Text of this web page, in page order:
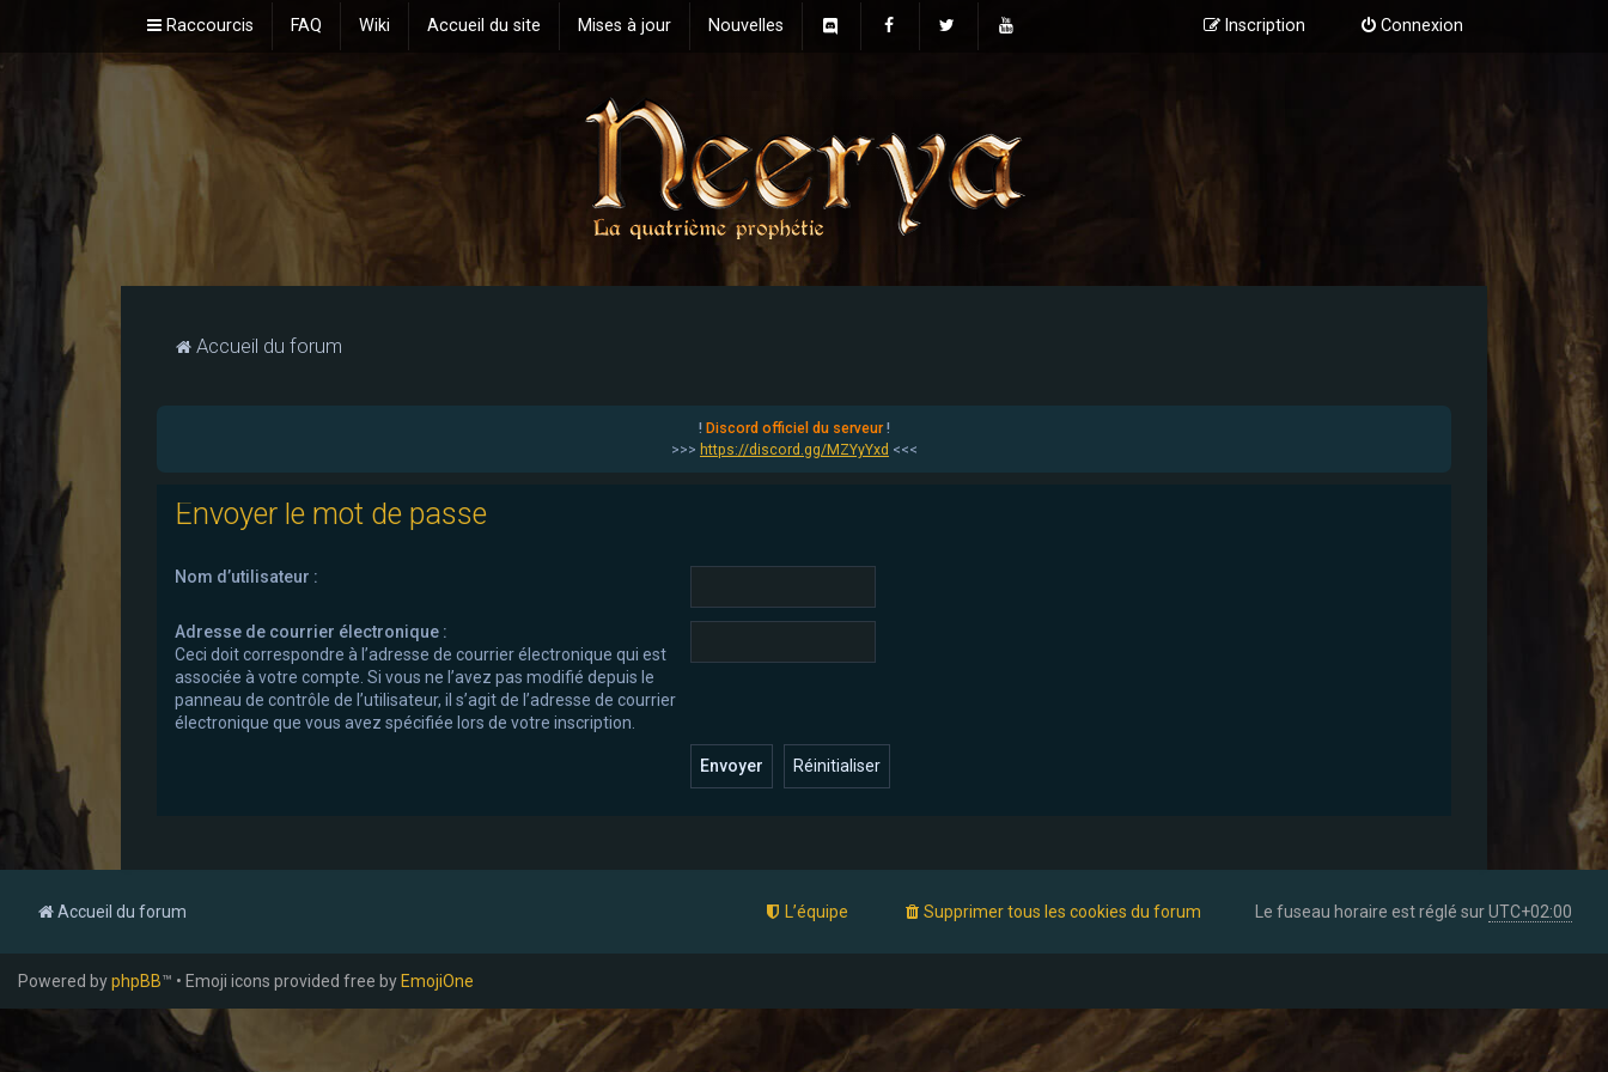
Raccourcis FAQ Wiki Accueil du site Mises à jour Nouvelles Connexion
Inscription
Accueil du forum
! Discord officiel du serveur!
>>> https://discord.gg/MZYyYxd <<<
Envoyer le mot de passe
Nom d’utilisateur :
Adresse de courrier électronique :
Ceci doit correspondre à l’adresse de courrier électronique qui est
associée à votre compte. Si vous ne l’avez pas modifié depuis le
panneau de contrôle de l’utilisateur, il s’agit de l’adresse de courrier
électronique que vous avez spécifiée lors de votre inscription.
Accueil du forum Le fuseau horaire est réglé surUTC+02:00
Supprimer tous les cookies du forum
L’équipe
Powered byphpBB™ • Emoji icons provided free by EmojiOne